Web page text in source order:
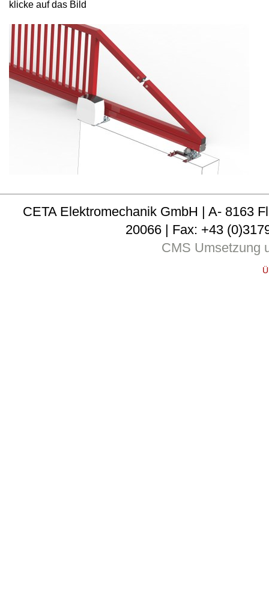
klicke auf das Bild
CETA Elektromechanik GmbH | A- 8163
20066 | Fax: +43
CMS Umsetzung